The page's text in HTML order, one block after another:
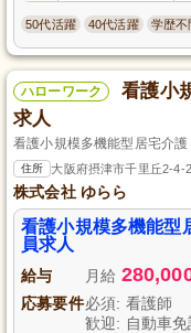
50代活躍 40代活躍 学歴不
ハローワーク
看護小
求人
看護小規模多機能型居宅介護
住所 大阪府摂津市千里丘2-4-
株式会社 ゆらら
看護小規模多機能型
員求人
給与 月給
応募要件必須: 看護師
歓迎: 自動車免